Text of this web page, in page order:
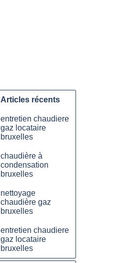
Articles récents
entretien chaudiere
gaz locataire
bruxelles
chaudière à
condensation
bruxelles
nettoyage
chaudière gaz
bruxelles
entretien chaudiere
gaz locataire
bruxelles